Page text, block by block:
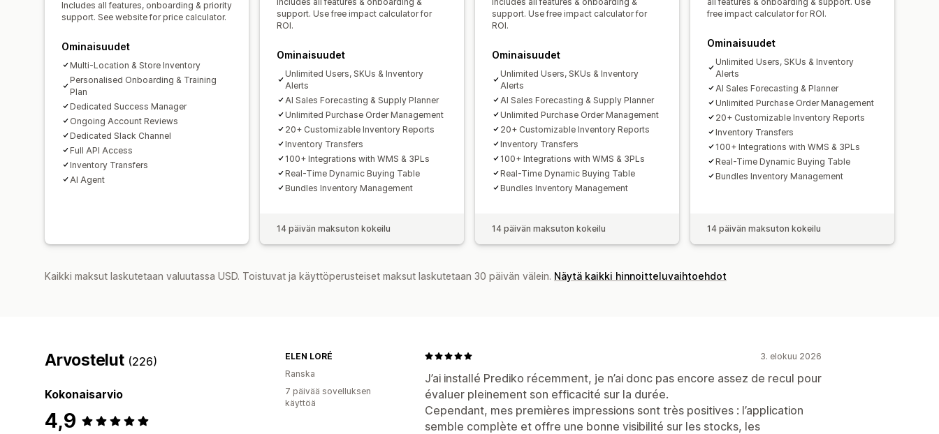
Loppunut varastosta -ilmoitukset Kynnysilmoitukset
Mukautetut raportit
Includes all features, onboarding & priority
support. See website for price calculator.
Ominaisuudet
Multi-Location & Store Inventory
Personalised Onboarding & Training
Plan
Dedicated Success Manager
Ongoing Account Reviews
Dedicated Slack Channel
Full API Access
Inventory Transfers
AI Agent
support. Use free impact calculator for
ROI.
Ominaisuudet
Unlimited Users, SKUs & Inventory
Alerts
AI Sales Forecasting & Supply Planner
Unlimited Purchase Order Management
20+ Customizable Inventory Reports
Inventory Transfers
100+ Integrations with WMS & 3PLs
Real-Time Dynamic Buying Table
Bundles Inventory Management
14 päivän maksuton kokeilu
support. Use free impact calculator for
ROI.
Ominaisuudet
Unlimited Users, SKUs & Inventory
Alerts
AI Sales Forecasting & Supply Planner
Unlimited Purchase Order Management
20+ Customizable Inventory Reports
Inventory Transfers
100+ Integrations with WMS & 3PLs
Real-Time Dynamic Buying Table
Bundles Inventory Management
14 päivän maksuton kokeilu
free impact calculator for ROI.
Ominaisuudet
Unlimited Users, SKUs & Inventory
Alerts
AI Sales Forecasting & Planner
Unlimited Purchase Order Management
20+ Customizable Inventory Reports
Inventory Transfers
100+ Integrations with WMS & 3PLs
Real-Time Dynamic Buying Table
Bundles Inventory Management
14 päivän maksuton kokeilu
Kaikki maksut laskutetaan valuutassa USD. Toistuvat ja käyttöperusteiset maksut laskutetaan 30 päivän välein. Näytä kaikki hinnoitteluvaihtoehdot
Arvostelut (226)
Kokonaisarvio
4,9
3. elokuu 2026
J’ai installé Prediko récemment, je n’ai donc pas encore assez de recul pour
évaluer pleinement son efficacité sur la durée.
Cependant, mes premières impressions sont très positives : l’application
semble complète et offre une bonne visibilité sur les stocks, les
ELEN LORÉ
Ranska
7 päivää sovelluksen
käyttöä